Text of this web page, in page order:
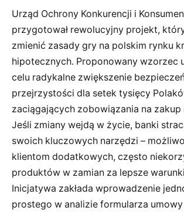
Urząd Ochrony Konkurencji i
przygotował rewolucyjny projekt,
zmienić zasady gry na polskim rynku
hipotecznych. Proponowany wzorzec
celu radykalne zwiększenie
przejrzystości dla setek tysięcy
zaciągających zobowiązania na zakup
Jeśli zmiany wejdą w życie, banki
swoich kluczowych narzędzi –
klientom dodatkowych, często
produktów w zamian za lepsze
Inicjatywa zakłada wprowadzenie
prostego w analizie formularza